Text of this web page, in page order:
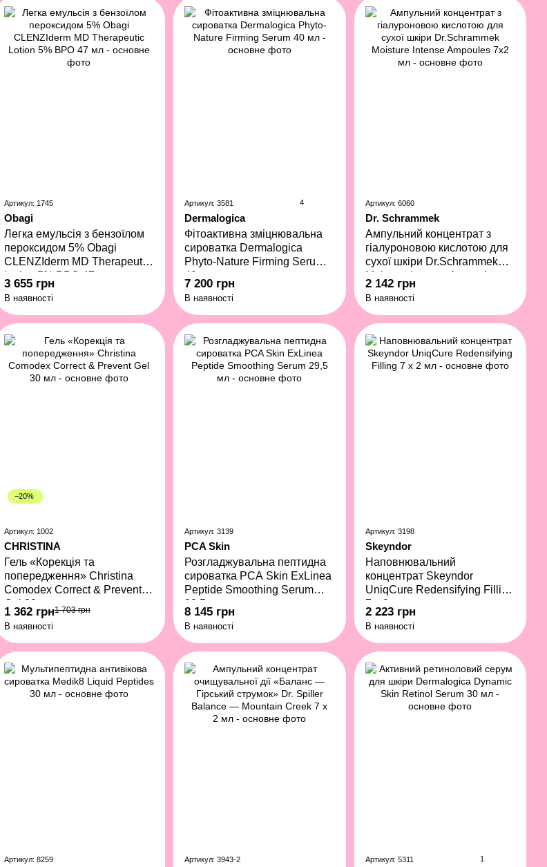
Артикул: 1745
Obagi
Легка емульсія з бензоїлом
пероксидом 5% Obagi
CLENZIderm MD Therapeutic
Lotion 5% BPO 47 мл
3 655 грн
В наявності
Артикул: 3581 4
Dermalogica
Фітоактивна зміцнювальна
сироватка Dermalogica
Phyto-Nature Firming Serum
40 мл
7 200 грн
В наявності
Артикул: 6060
Dr. Schrammek
Ампульний концентрат з
гіалуроновою кислотою для
сухої шкіри Dr.Schrammek
Moisture Intense Ampoules
7x2 мл
2 142 грн
В наявності
−20%
Артикул: 1002
CHRISTINA
Гель «Корекція та
попередження» Christina
Comodex Correct & Prevent
Gel 30 мл
1 362 грн1 703 грн
В наявності
Артикул: 3139
PCA Skin
Розгладжувальна пептидна
сироватка PCA Skin ExLinea
Peptide Smoothing Serum
29,5 мл
8 145 грн
В наявності
Артикул: 3198
Skeyndor
Наповнювальний
концентрат Skeyndor
UniqCure Redensifying Filling
7 х 2 мл
2 223 грн
В наявності
Артикул: 8259 Артикул: 3943-2 Артикул: 5311 1